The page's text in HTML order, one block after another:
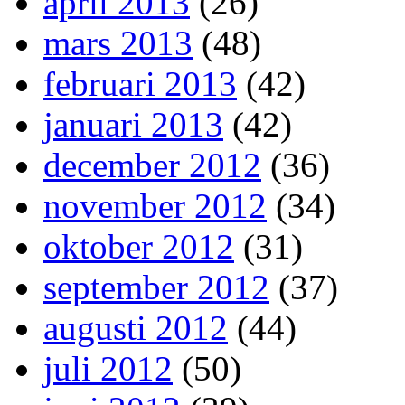
mars 2013 (48)
februari 2013 (42)
januari 2013 (42)
december 2012 (36)
november 2012 (34)
oktober 2012 (31)
september 2012 (37)
augusti 2012 (44)
juli 2012 (50)